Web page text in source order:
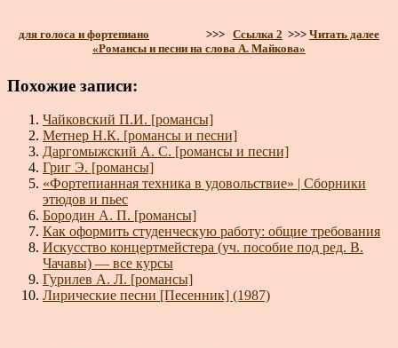
для голоса и фортепиано >>> Ссылка 2 >>> Читать далее
«Романсы и песни на слова А. Майкова»
Похожие записи:
Чайковский П.И. [романсы]
Метнер Н.К. [романсы и песни]
Даргомыжский А. С. [романсы и песни]
Григ Э. [романсы]
«Фортепианная техника в удовольствие» | Сборники
этюдов и пьес
Бородин А. П. [романсы]
Как оформить студенческую работу: общие требования
Искусство концертмейстера (уч. пособие под ред. В.
Чачавы) — все курсы
Гурилев А. Л. [романсы]
Лирические песни [Песенник] (1987)